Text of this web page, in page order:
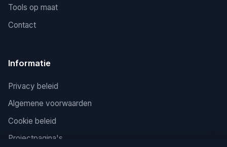
Tools op maat
Contact
Informatie
Privacy beleid
Algemene voorwaarden
Cookie beleid
Projectpagina's